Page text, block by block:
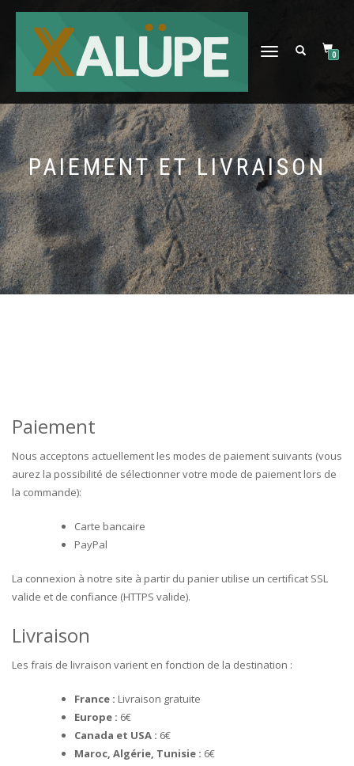
DÉPLIER
0
PAIEMENT ET LIVRAISON
Paiement
Nous acceptons actuellement les modes de paiement suivants (vous
aurez la possibilité de sélectionner votre mode de paiement lors de
la commande):
Carte bancaire
PayPal
La connexion à notre site à partir du panier utilise un certificat SSL
valide et de confiance (HTTPS valide).
Livraison
Les frais de livraison varient en fonction de la destination :
France : Livraison gratuite
Europe : 6€
Canada et USA : 6€
Maroc, Algérie, Tunisie : 6€